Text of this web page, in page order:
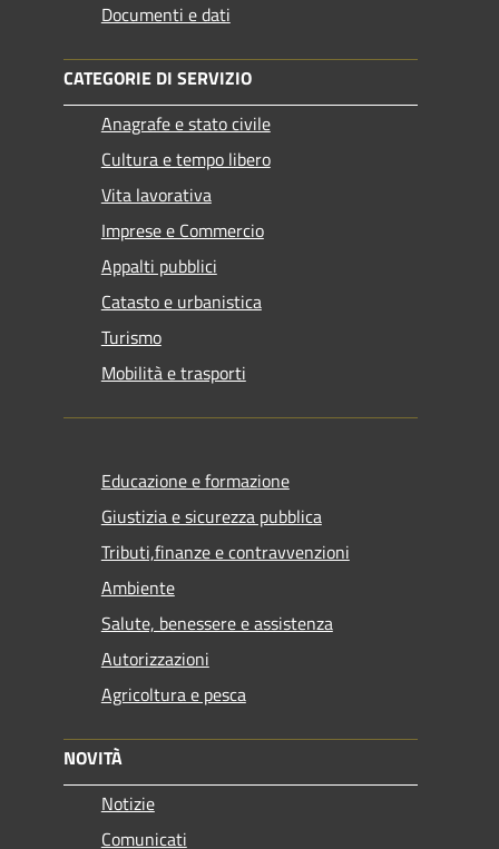
Documenti e dati
CATEGORIE DI SERVIZIO
Anagrafe e stato civile
Cultura e tempo libero
Vita lavorativa
Imprese e Commercio
Appalti pubblici
Catasto e urbanistica
Turismo
Mobilità e trasporti
Educazione e formazione
Giustizia e sicurezza pubblica
Tributi,finanze e contravvenzioni
Ambiente
Salute, benessere e assistenza
Autorizzazioni
Agricoltura e pesca
NOVITÀ
Notizie
Comunicati